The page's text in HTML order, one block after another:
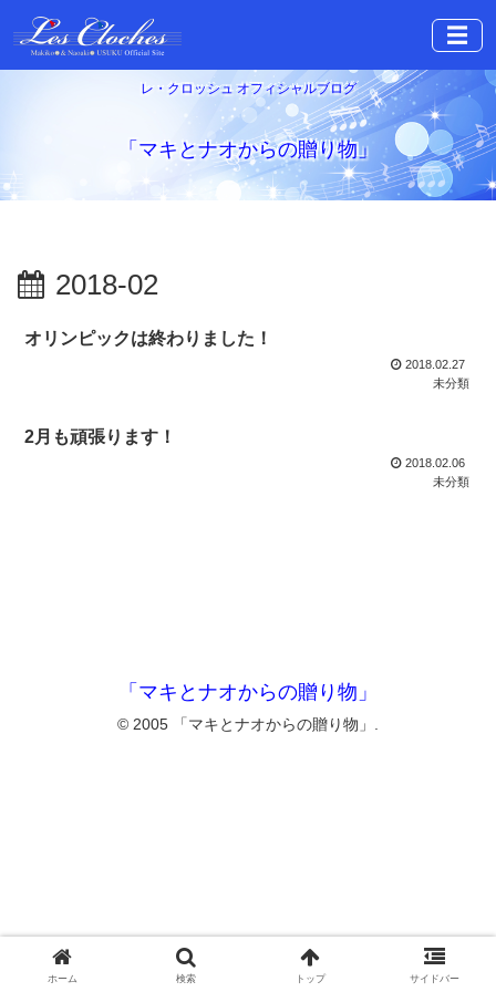
☰
レ・クロッシュ オフィシャルブログ
「マキとナオからの贈り物」
2018-02
オリンピックは終わりました！
2018.02.27
未分類
2月も頑張ります！
2018.02.06
未分類
「マキとナオからの贈り物」
© 2005 「マキとナオからの贈り物」.
ホーム 検索 トップ サイドバー